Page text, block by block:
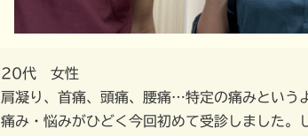
20代 女性
肩凝り、首痛、頭痛、腰痛…特定の痛みという
痛み・悩みがひどく今回初めて受診しました。